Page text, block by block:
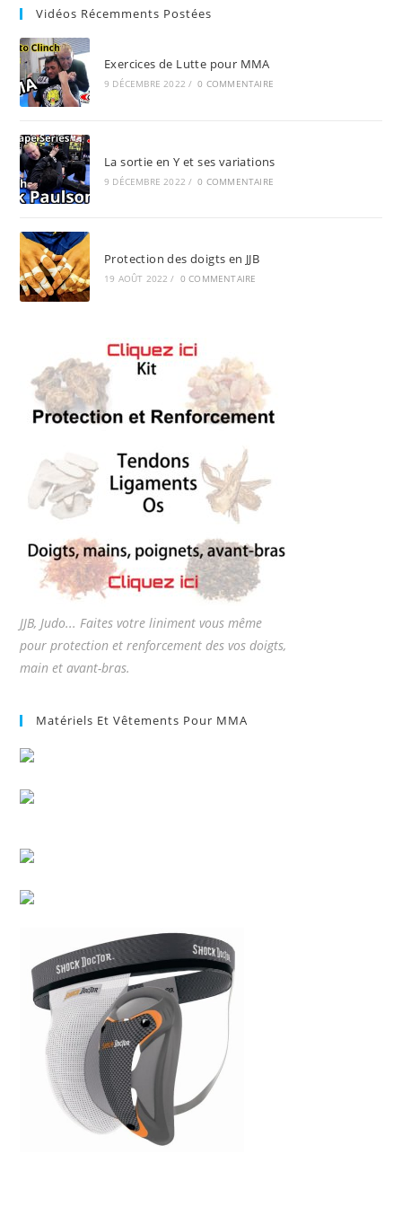
Vidéos Récemments Postées
Exercices de Lutte pour MMA
9 DÉCEMBRE 2022 / 0 COMMENTAIRE
La sortie en Y et ses variations
9 DÉCEMBRE 2022 / 0 COMMENTAIRE
Protection des doigts en JJB
19 AOÛT 2022 / 0 COMMENTAIRE
JJB, Judo... Faites votre liniment vous même
pour protection et renforcement des vos doigts,
main et avant-bras.
Matériels Et Vêtements Pour MMA